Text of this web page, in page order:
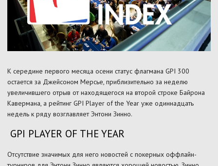
К середине первого месяца осени статус флагмана GPI 300
остается за Джейсоном Мерсье, приблизительно за неделю
увеличившего отрыв от находящегося на второй строке Байрона
Кавермана, а рейтинг GPI Player of the Year уже одиннадцать
недель к ряду возглавляет Энтони Зинно.
GPI PLAYER OF THE YEAR
Отсутствие значимых для него новостей с покерных оффлайн-